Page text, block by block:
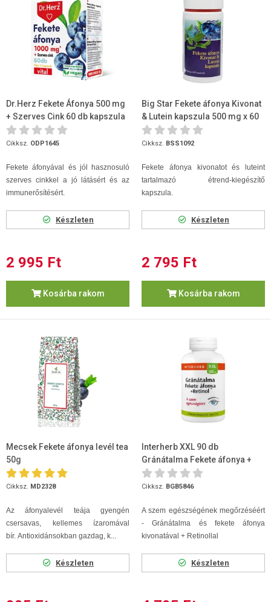
Dr.Herz Fekete Áfonya 500 mg
+ Szerves Cink 60 db kapszula
Cikksz. ODP1645
Fekete áfonyával és jól hasznosuló
szerves cinkkel a jó látásért és az
immunerősítésért.
Készleten
2 995 Ft
Kosárba rakom
Big Star Fekete áfonya Kivonat
& Lutein kapszula 500 mg x 60
db
Cikksz. BSS1092
Fekete áfonya kivonatot és luteint
tartalmazó étrend-kiegészítő
kapszula.
Készleten
2 795 Ft
Kosárba rakom
Mecsek Fekete áfonya levél tea
50g
Cikksz. MD2328
Az áfonyalevél teája gyengén
csersavas, kellemes ízaromával
bír. Antioxidánsokban gazdag, k...
Készleten
Interherb XXL 90 db
Gránátalma Fekete áfonya +
Retinol tabletta
Cikksz. BGB5846
A szem egészségének megőrzéséért
- Gránátalma és fekete áfonya
kivonatával + Retinollal
Készleten